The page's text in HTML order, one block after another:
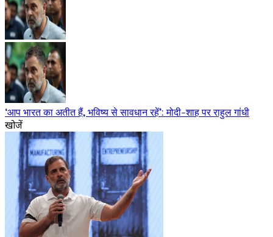
‘आप भारत का अतीत हैं, भविष्य से सावधान रहें’: मोदी-शाह पर राहुल गांधी
खोजें